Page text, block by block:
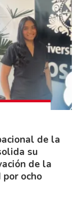
de la
su
de la
ocho